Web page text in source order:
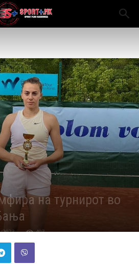
на турнирот во
2023 493